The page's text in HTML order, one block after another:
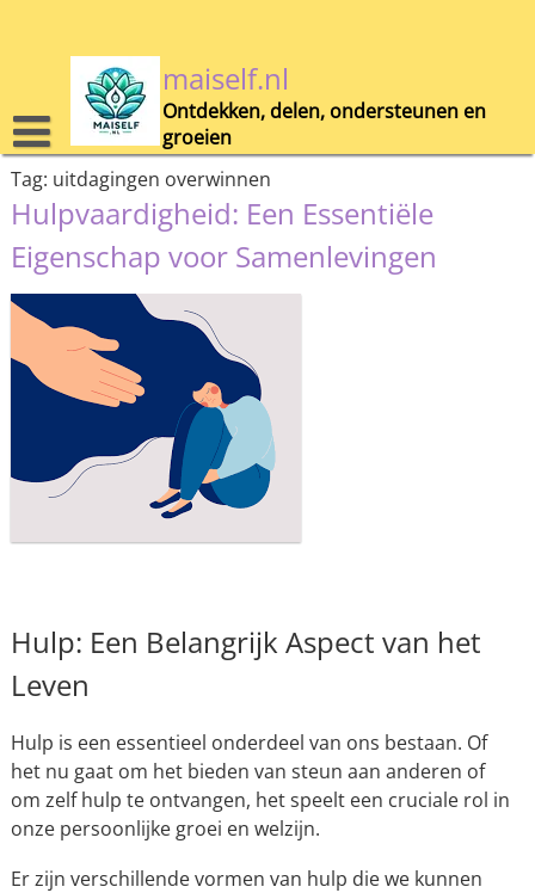
maiself.nl
Ontdekken, delen, ondersteunen en
groeien
Tag: uitdagingen overwinnen
Hulpvaardigheid: Een Essentiële
Eigenschap voor Samenlevingen
Hulp: Een Belangrijk Aspect van het
Leven
Hulp is een essentieel onderdeel van ons bestaan. Of
het nu gaat om het bieden van steun aan anderen of
om zelf hulp te ontvangen, het speelt een cruciale rol in
onze persoonlijke groei en welzijn.
Er zijn verschillende vormen van hulp die we kunnen